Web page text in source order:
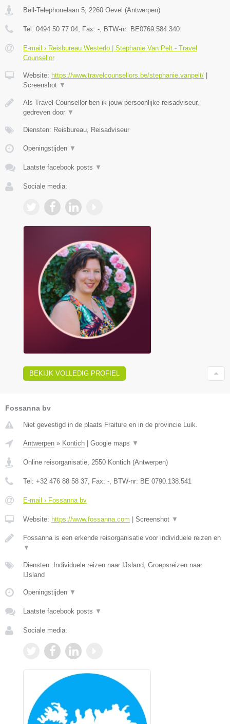
Bell-Telephonelaan 5, 2260 Oevel (Antwerpen)
Tel: 0494 50 77 04, Fax: -, BTW-nr: BE0769.584.340
E-mail › Reisbureau Westerlo | Stephanie Van Pelt - Travel
Counsellor
Website: https://www.travelcounsellors.be/stephanie.vanpelt/
Screenshot ▼
Als Travel Counsellor ben ik jouw persoonlijke reisadviseur,
gedreven door ▼
Diensten: Reisbureau, Reisadviseur
Openingstijden ▼
Laatste facebook posts ▼
Sociale media:
BEKIJK VOLLEDIG PROFIEL
Fossanna bv
Niet gevestigd in de plaats Fraiture en in de provincie Luik.
Antwerpen » Kontich Google maps ▼
Online reisorganisatie, 2550 Kontich (Antwerpen)
Tel: +32 476 88 58 37, Fax: -, BTW-nr: BE 0790.138.541
E-mail › Fossanna bv
Website: https://www.fossanna.com Screenshot ▼
Fossanna is een erkende reisorganisatie voor individuele reizen en
▼
Diensten: Individuele reizen naar IJsland, Groepsreizen naar
IJsland
Openingstijden ▼
Laatste facebook posts ▼
Sociale media: